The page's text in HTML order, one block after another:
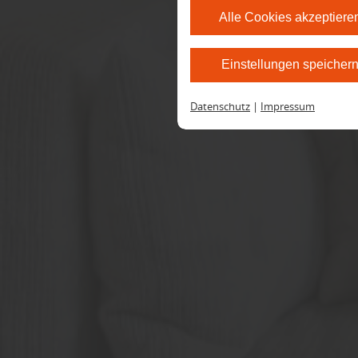
Alle Cookies
Einstellungen speichern
Datenschutz | Impressum